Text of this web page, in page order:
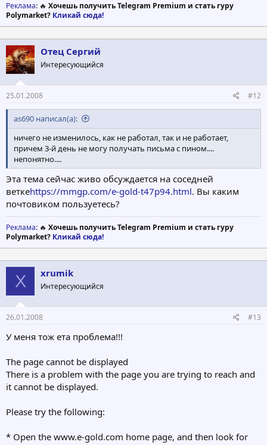
Реклама: 🔥 Хочешь получить Telegram Premium и стать гуру
Polymarket? Кликай сюда!
Отец Сергий
Интересующийся
25.01.2008 #12
as690 написал(а):
ничего не изменилось, как не работал, так и не работает,
причем 3-й день не могу получать письма с пином....
непонятно....
Эта тема сейчас живо обсуждается на соседней
веткеhttps://mmgp.com/e-gold-t47p94.html. Вы каким
почтовиком пользуетесь?
Реклама: 🔥 Хочешь получить Telegram Premium и стать гуру
Polymarket? Кликай сюда!
X xrumik
Интересующийся
26.01.2008 #13
У меня тож ета проблема!!!
The page cannot be displayed
There is a problem with the page you are trying to reach and
it cannot be displayed.
Please try the following:
* Open the www.e-gold.com home page, and then look for